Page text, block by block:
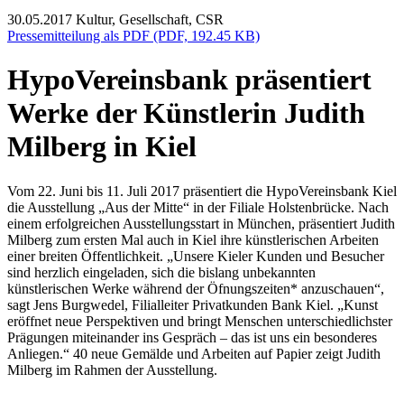
30.05.2017 Kultur, Gesellschaft, CSR
Pressemitteilung als PDF (PDF, 192.45 KB)
HypoVereinsbank präsentiert
Werke der Künstlerin Judith
Milberg in Kiel
Vom 22. Juni bis 11. Juli 2017 präsentiert die HypoVereinsbank Kiel
die Ausstellung „Aus der Mitte“ in der Filiale Holstenbrücke. Nach
einem erfolgreichen Ausstellungsstart in München, präsentiert Judith
Milberg zum ersten Mal auch in Kiel ihre künstlerischen Arbeiten
einer breiten Öffentlichkeit. „Unsere Kieler Kunden und Besucher
sind herzlich eingeladen, sich die bislang unbekannten
künstlerischen Werke während der Öfnungszeiten* anzuschauen“,
sagt Jens Burgwedel, Filialleiter Privatkunden Bank Kiel. „Kunst
eröffnet neue Perspektiven und bringt Menschen unterschiedlichster
Prägungen miteinander ins Gespräch – das ist uns ein besonderes
Anliegen.“ 40 neue Gemälde und Arbeiten auf Papier zeigt Judith
Milberg im Rahmen der Ausstellung.